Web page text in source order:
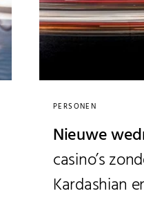
PERSONEN
Nieuwe
casino’s
Kardashian